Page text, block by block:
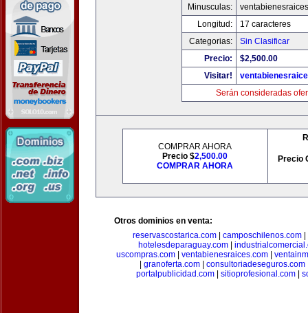
Minusculas:
Longitud:
17 caracteres
Categorias:
Sin Clasificar
Precio:
$2,500.00
Visitar!
Serán consideradas
COMPRAR AHORA
Precio $2,500.00
COMPRAR AHORA
Precio
Otros dominios en venta:
reservascostarica.com
camposchilenos.com
hotelesdeparaguay.com|
uscompras.com| ventabienesraices.com|
granoferta.com| consultoriadeseguros.com
portalpublicidad.com
sitioprofesional.com